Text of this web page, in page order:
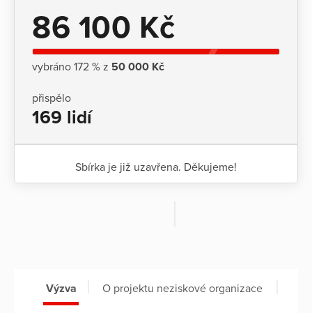
86 100 Kč
vybráno 172 % z 50 000 Kč
přispělo
169 lidí
Sbírka je již uzavřena. Děkujeme!
Výzva O projektu neziskové organizace